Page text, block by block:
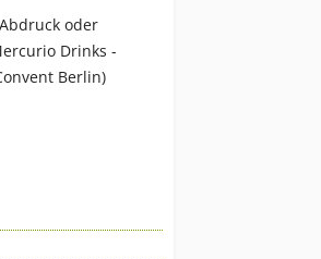
oder
Drinks -
Berlin)